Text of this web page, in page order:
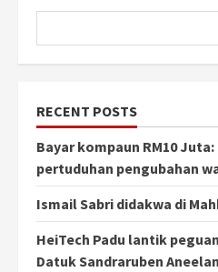
RECENT POSTS
Bayar kompaun RM10
pertuduhan pengubahan
Ismail Sabri didakwa di
HeiTech Padu lantik
Datuk Sandraruben